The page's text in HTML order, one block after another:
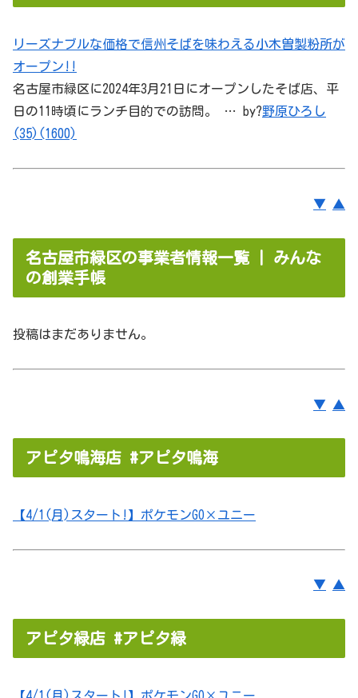
リーズナブルな価格で信州そばを味わえる小木曽製粉所が
オープン!!
名古屋市緑区に2024年3月21日にオープンしたそば店、平
日の11時頃にランチ目的での訪問。 … by?野原ひろし
(35)(1600)
▼ ▲
名古屋市緑区の事業者情報一覧 | みんな
の創業手帳
投稿はまだありません。
▼ ▲
アピタ鳴海店 #アピタ鳴海
【4/1(月)スタート!】ポケモンGO×ユニー
▼ ▲
アピタ緑店 #アピタ緑
【4/1(月)スタート!】ポケモンGO×ユニー